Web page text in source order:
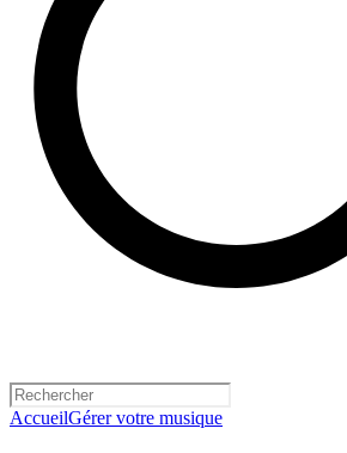
AccueilGérer votre musique